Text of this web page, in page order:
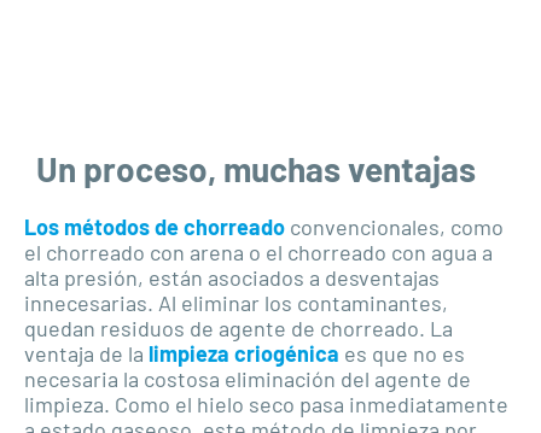
Un proceso, muchas ventajas
Los métodos de chorreado convencionales, como
el chorreado con arena o el chorreado con agua a
alta presión, están asociados a desventajas
innecesarias. Al eliminar los contaminantes,
quedan residuos de agente de chorreado. La
ventaja de la limpieza criogénica es que no es
necesaria la costosa eliminación del agente de
limpieza. Como el hielo seco pasa inmediatamente